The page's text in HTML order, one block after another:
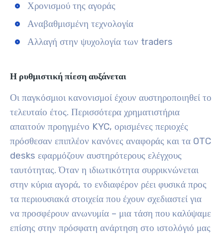
Χρονισμού της αγοράς
Αναβαθμισμένη τεχνολογία
Αλλαγή στην ψυχολογία των traders
Η ρυθμιστική πίεση αυξάνεται
Οι παγκόσμιοι κανονισμοί έχουν αυστηροποιηθεί το
τελευταίο έτος. Περισσότερα χρηματιστήρια
απαιτούν προηγμένο KYC, ορισμένες περιοχές
πρόσθεσαν επιπλέον κανόνες αναφοράς και τα OTC
desks εφαρμόζουν αυστηρότερους ελέγχους
ταυτότητας. Όταν η ιδιωτικότητα συρρικνώνεται
στην κύρια αγορά, το ενδιαφέρον ρέει φυσικά προς
τα περιουσιακά στοιχεία που έχουν σχεδιαστεί για
να προσφέρουν ανωνυμία – μια τάση που καλύψαμε
επίσης στην πρόσφατη ανάρτηση στο ιστολόγιό μας